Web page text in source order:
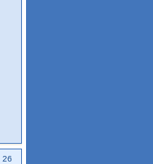
26